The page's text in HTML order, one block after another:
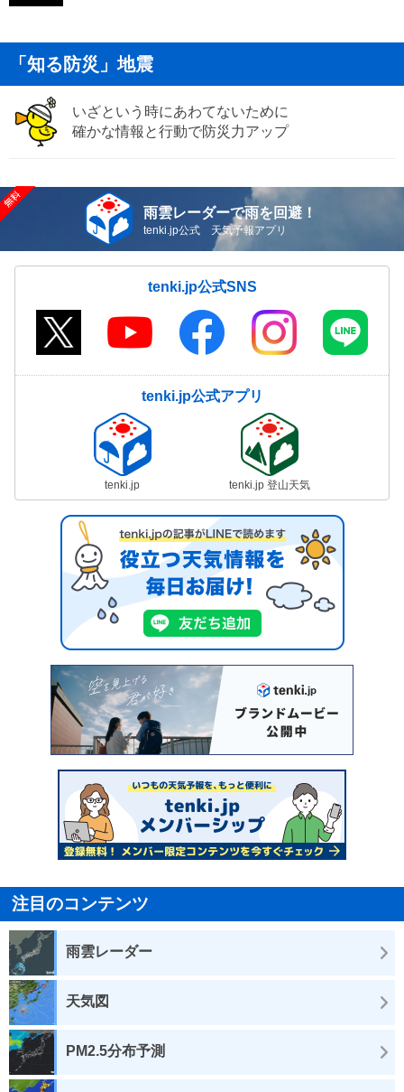
「知る防災」地震
いざという時にあわてないために
確かな情報と行動で防災力アップ
雨雲レーダーで雨を回避！
tenki.jp公式 天気予報アプリ
tenki.jp公式SNS
tenki.jp公式アプリ
tenki.jp tenki.jp 登山天気
注目のコンテンツ
雨雲レーダー
天気図
PM2.5分布予測